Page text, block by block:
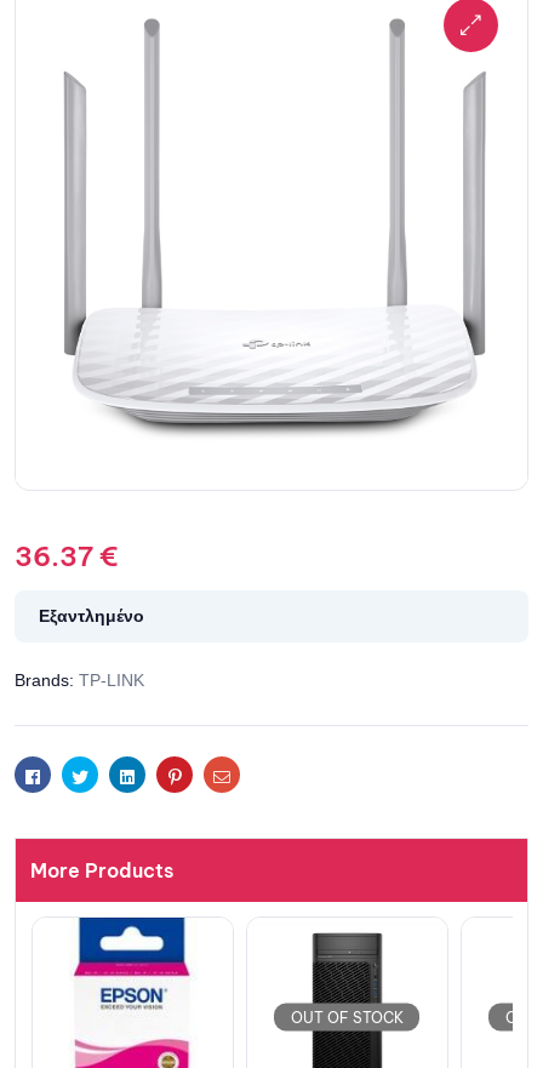
36.37€
Εξαντλημένο
Brands: TP-LINK
FacebookTwitterLinkedinPinterestEmail
More Products
OUT OF STOCK